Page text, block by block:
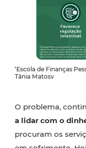
‘Escola de Finanças
Tânia Matosv
O problema,
a lidar com o
procuram os